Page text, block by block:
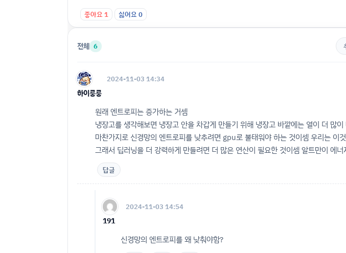
좋아요1 싫어요0
전체 6
하이룽룽
2024-11-03 14:34
원래 엔트로피는 증가하는 거셈
냉장고를 생각해보면 냉장고 안을 차갑게 만들기 위해 냉장고 바깥에는 열이 더 많
마찬가지로 신경망의 엔트로피를 낮추려면 gpu로 불태워야 하는 것이셈 우리는 이
그래서 딥러닝을 더 강력하게 만들려면 더 많은 연산이 필요한 것이셈 알트만이 에
답글
191
2024-11-03 14:54
신경망의 엔트로피를 왜 낮춰야함?